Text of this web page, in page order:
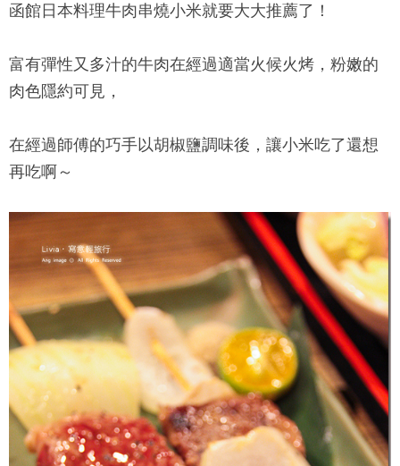
函館日本料理牛肉串燒小米就要大大推薦了！
富有彈性又多汁的牛肉在經過適當火候火烤，粉嫩的
肉色隱約可見，
在經過師傅的巧手以胡椒鹽調味後，讓小米吃了還想
再吃啊～